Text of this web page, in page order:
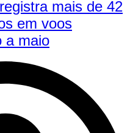
mais de 42
em voos
a maio